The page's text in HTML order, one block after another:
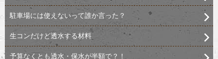
駐車場には使えないって誰か言った？
生コンだけど透水する材料
予算なくとも透水・保水が半額で？！